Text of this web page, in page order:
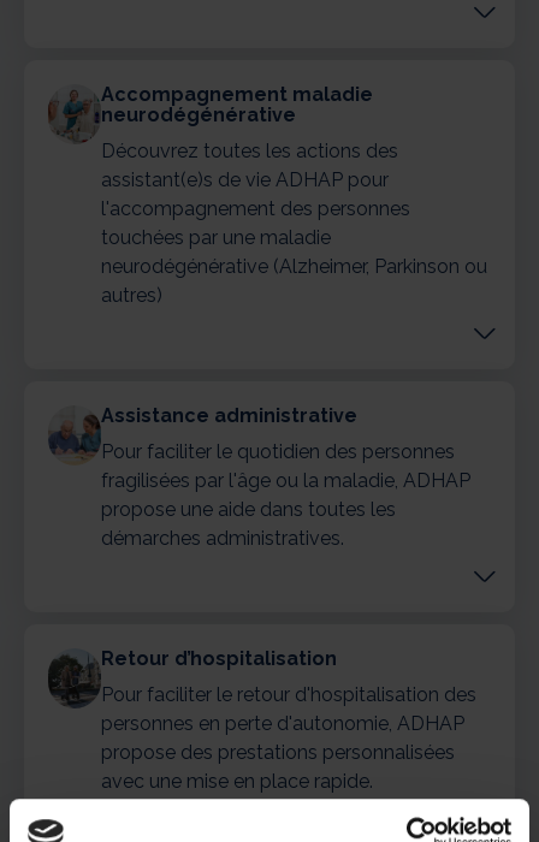
Accompagnement maladie
neurodégénérative
Découvrez toutes les actions des
assistant(e)s de vie ADHAP pour
l'accompagnement des personnes
touchées par une maladie
neurodégénérative (Alzheimer, Parkinson ou
autres)
Assistance administrative
Pour faciliter le quotidien des personnes
fragilisées par l'âge ou la maladie, ADHAP
propose une aide dans toutes les
démarches administratives.
Retour d’hospitalisation
Pour faciliter le retour d'hospitalisation des
personnes en perte d'autonomie, ADHAP
propose des prestations personnalisées
avec une mise en place rapide.